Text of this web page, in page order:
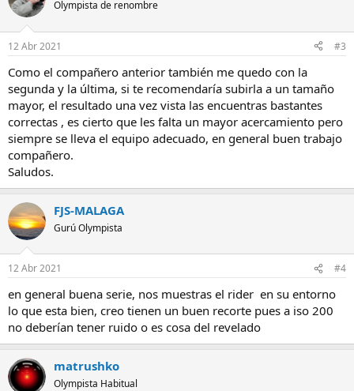
Olympista de renombre
12 Abr 2021 #3
Como el compañero anterior también me quedo con la
segunda y la última, si te recomendaría subirla a un tamaño
mayor, el resultado una vez vista las encuentras bastantes
correctas , es cierto que les falta un mayor acercamiento pero
siempre se lleva el equipo adecuado, en general buen trabajo
compañero.
Saludos.
FJS-MALAGA
Gurú Olympista
12 Abr 2021 #4
en general buena serie, nos muestras el rider en su entorno
lo que esta bien, creo tienen un buen recorte pues a iso 200
no deberían tener ruido o es cosa del revelado
matrushko
Olympista Habitual